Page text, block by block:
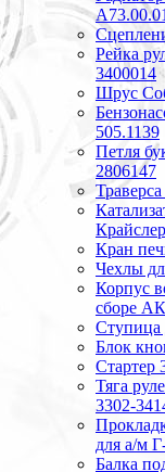
Рейка
3400014
Шрус
505.1139
Петля
2806147
Кран
Чехлы
Корпус
сборе
Ступица
Блок
Тяга
3302-
для а/м
Балка